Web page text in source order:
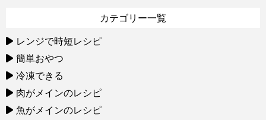
カテゴリー一覧
レンジで時短レシピ
簡単おやつ
冷凍できる
肉がメインのレシピ
魚がメインのレシピ